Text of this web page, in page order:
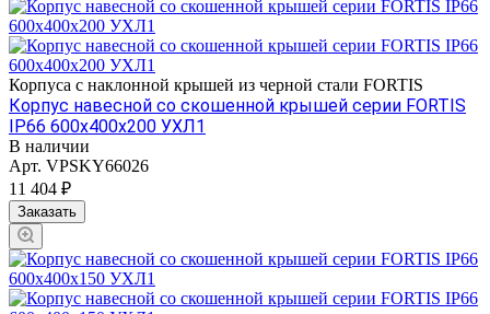
Корпуса с наклонной крышей из черной стали FORTIS
Корпус навесной со скошенной крышей серии FORTIS
IP66 600х400х200 УХЛ1
В наличии
Арт. VPSKY66026
11 404 ₽
Заказать